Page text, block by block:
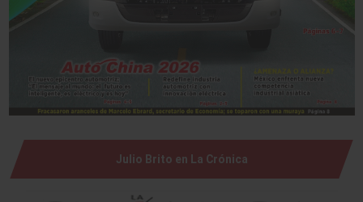
Julio Brito en La Crónica